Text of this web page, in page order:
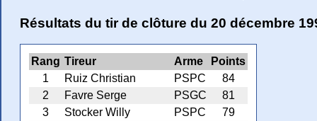
Résultats du tir de clôture du 20 décembre
Rang Tireur Arme
Points
1
Ruiz Christian PSPC
84
2
Favre Serge PSGC
81
3
Stocker Willy PSPC
79